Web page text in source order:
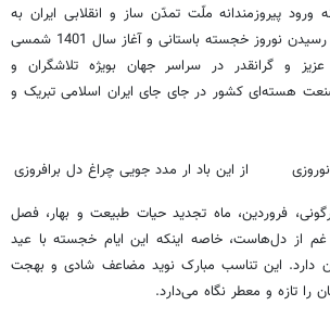
پیروزمندانه ملّت تمدّن ساز و انقلابی ایران به
سده جدید خورشیدی، فرا رسیدن نوروز خجسته باستانی و آغاز سال 1401 شمسی
و گرانقدر در سراسر جهان بویژه تلاشگران و
هسته‌ای کشور در جای جای ایران اسلامی تبریک و
نوروزی از این باد ار مدد جویی چراغ دل برافروزی
فروردین، ماه تجدید حیات طبیعت و بهار، فصل
از دل‌هاست، خاصه اینکه این ایام خجسته با عید
دارد. این تناسب مبارک نوید مضاعف شادی و بهجت
تازه و معطر نگاه می‌دارد.